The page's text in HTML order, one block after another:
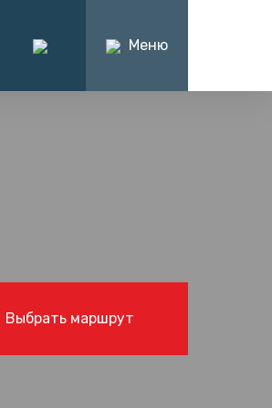
Меню
материальных ценностей